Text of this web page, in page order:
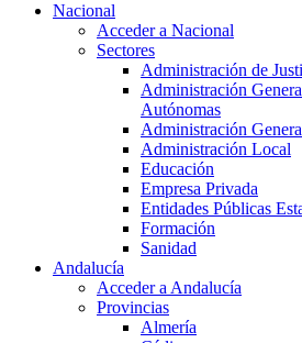
Nacional
Acceder a Nacional
Sectores
Administración de
Administración
Autónomas
Administración
Administración Local
Educación
Empresa Privada
Entidades Públicas
Formación
Sanidad
Andalucía
Acceder a Andalucía
Provincias
Almería